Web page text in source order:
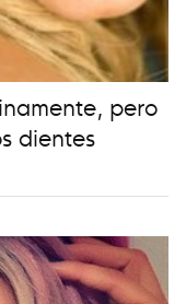
pero
dientes